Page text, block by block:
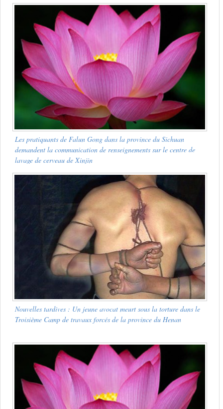
Les pratiquants de Falun Gong dans la province du Sichuan
demandent la communication de renseignements sur le centre de
lavage de cerveau de Xinjin
Nouvelles tardives: Un jeune avocat meurt sous la torture dans le
Troisième Camp de travaux forcés de la province du Henan